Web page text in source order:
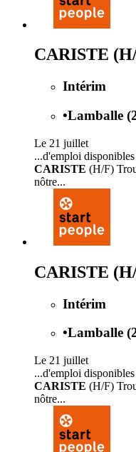
CARISTE
Intérim
•Lamballe
Le 21 juillet
...d'emploi
CARISTE (H/F)
nôtre...
CARISTE
Intérim
•Lamballe
Le 21 juillet
...d'emploi
CARISTE (H/F)
nôtre...